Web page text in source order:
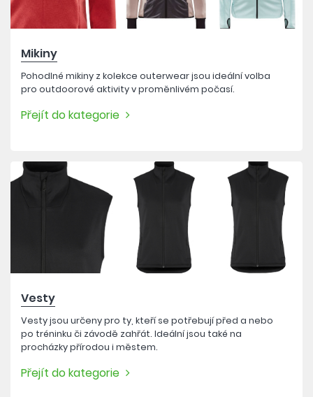
Mikiny
Pohodlné mikiny z kolekce outerwear jsou ideální volba
pro outdoorové aktivity v proměnlivém počasí.
Přejít do kategorie
Vesty
Vesty jsou určeny pro ty, kteří se potřebují před a nebo
po tréninku či závodě zahřát. Ideální jsou také na
procházky přírodou i městem.
Přejít do kategorie